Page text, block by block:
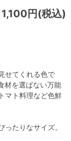
1,100円(税込)
せてくれる色で
材を選ばない万能
マト料理など色鮮
たりなサイズ。